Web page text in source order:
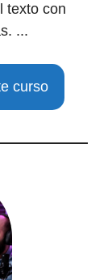
texto con
...
curso